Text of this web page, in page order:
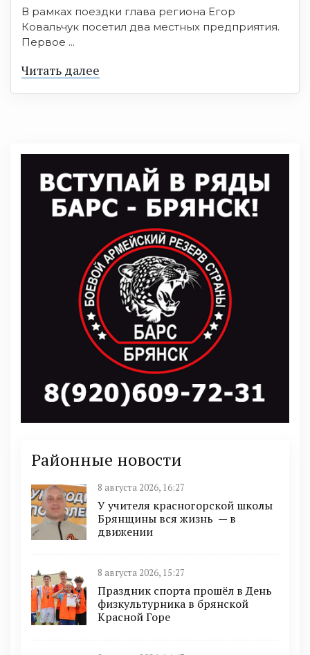
В рамках поездки глава региона Егор
Ковальчук посетил два местных предприятия.
Первое ...
Читать далее
Районные новости
8 августа 2026, 16:27
У учителя красногорской школы
Брянщины вся жизнь — в
движении
8 августа 2026, 15:27
Праздник спорта прошёл в День
физкультурника в брянской
Красной Горе